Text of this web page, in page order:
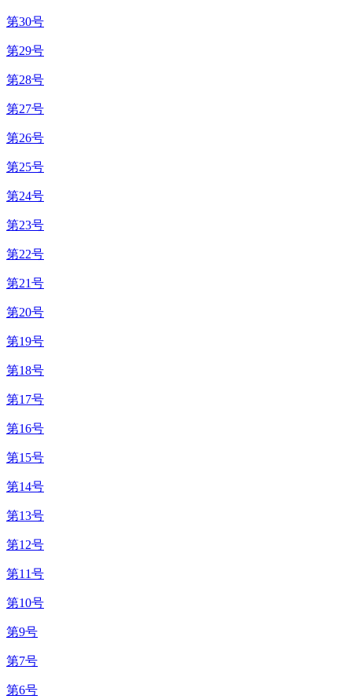
第30号
第29号
第28号
第27号
第26号
第25号
第24号
第23号
第22号
第21号
第20号
第19号
第18号
第17号
第16号
第15号
第14号
第13号
第12号
第11号
第10号
第9号
第7号
第6号